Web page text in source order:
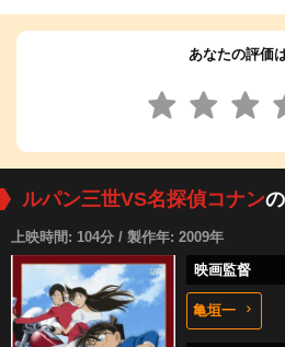
あなたの評価
ルパン三世VS名探偵コナン
上映時間: 104分 / 製作年: 2009年
映画監督
亀垣一